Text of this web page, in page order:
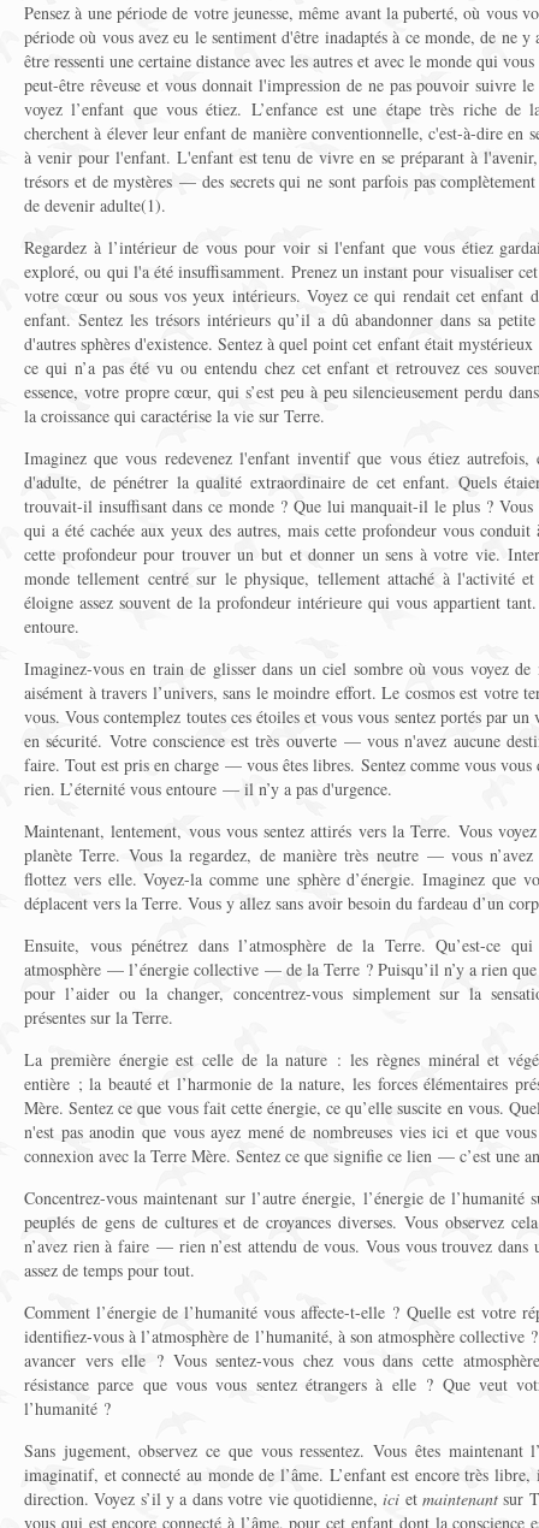
Pensez à une période de votre jeunesse, même avant la puberté, où vous
période où vous avez eu le sentiment d'être inadaptés à ce monde, de ne
être ressenti une certaine distance avec les autres et avec le monde qui
peut-être rêveuse et vous donnait l'impression de ne pas pouvoir suivre
voyez l’enfant que vous étiez. L’enfance est une étape très riche de
cherchent à élever leur enfant de manière conventionnelle, c'est-à-dire en
à venir pour l'enfant. L'enfant est tenu de vivre en se préparant à
trésors et de mystères — des secrets qui ne sont parfois pas
de devenir adulte(1).
Regardez à l’intérieur de vous pour voir si l'enfant que vous étiez
exploré, ou qui l'a été insuffisamment. Prenez un instant pour visualiser
votre cœur ou sous vos yeux intérieurs. Voyez ce qui rendait cet enfant
enfant. Sentez les trésors intérieurs qu’il a dû abandonner dans sa
d'autres sphères d'existence. Sentez à quel point cet enfant était
ce qui n’a pas été vu ou entendu chez cet enfant et retrouvez ces
essence, votre propre cœur, qui s’est peu à peu silencieusement perdu
la croissance qui caractérise la vie sur Terre.
Imaginez que vous redevenez l'enfant inventif que vous étiez autrefois,
d'adulte, de pénétrer la qualité extraordinaire de cet enfant. Quels
trouvait-il insuffisant dans ce monde ? Que lui manquait-il le plus ? Vous
qui a été cachée aux yeux des autres, mais cette profondeur vous
cette profondeur pour trouver un but et donner un sens à votre vie.
monde tellement centré sur le physique, tellement attaché à l'activité
éloigne assez souvent de la profondeur intérieure qui vous appartient
entoure.
Imaginez-vous en train de glisser dans un ciel sombre où vous voyez de
aisément à travers l’univers, sans le moindre effort. Le cosmos est votre
vous. Vous contemplez toutes ces étoiles et vous vous sentez portés par
en sécurité. Votre conscience est très ouverte — vous n'avez aucune
faire. Tout est pris en charge — vous êtes libres. Sentez comme vous
rien. L’éternité vous entoure — il n’y a pas d'urgence.
Maintenant, lentement, vous vous sentez attirés vers la Terre. Vous
planète Terre. Vous la regardez, de manière très neutre — vous
flottez vers elle. Voyez-la comme une sphère d’énergie. Imaginez que
déplacent vers la Terre. Vous y allez sans avoir besoin du fardeau d’un
Ensuite, vous pénétrez dans l’atmosphère de la Terre. Qu’est-ce
atmosphère — l’énergie collective — de la Terre ? Puisqu’il n’y a rien
pour l’aider ou la changer, concentrez-vous simplement sur la
présentes sur la Terre.
La première énergie est celle de la nature : les règnes minéral et
entière ; la beauté et l’harmonie de la nature, les forces élémentaires
Mère. Sentez ce que vous fait cette énergie, ce qu’elle suscite en vous.
n'est pas anodin que vous ayez mené de nombreuses vies ici et que
connexion avec la Terre Mère. Sentez ce que signifie ce lien — c’est une
Concentrez-vous maintenant sur l’autre énergie, l’énergie de l’humanité
peuplés de gens de cultures et de croyances diverses. Vous observez
n’avez rien à faire — rien n’est attendu de vous. Vous vous trouvez
assez de temps pour tout.
Comment l’énergie de l’humanité vous affecte-t-elle ? Quelle est votre
identifiez-vous à l’atmosphère de l’humanité, à son atmosphère collective
avancer vers elle ? Vous sentez-vous chez vous dans cette
résistance parce que vous vous sentez étrangers à elle ? Que veut
l’humanité ?
Sans jugement, observez ce que vous ressentez. Vous êtes
imaginatif, et connecté au monde de l’âme. L’enfant est encore très
direction. Voyez s’il y a dans votre vie quotidienne,ici etmaintenant sur
vous qui est encore connecté à l’âme, pour cet enfant dont la conscience